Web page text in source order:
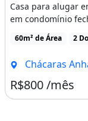
Casa para alugar
em condomínio
60m² de Área 2
Chácaras
R$800 /mês